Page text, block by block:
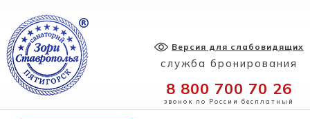
Версия для слабовидящих
служба бронирования
8 800 700 70 26
звонок по России бесплатный